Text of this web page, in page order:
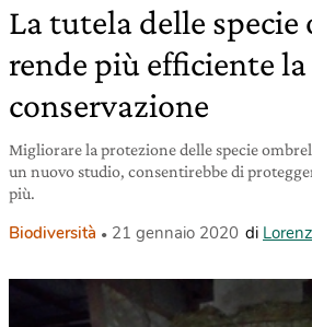
La tutela delle specie
rende più efficiente la
conservazione
Migliorare la protezione delle specie
un nuovo studio, consentirebbe di
più.
Biodiversità 21 gennaio 2020 di